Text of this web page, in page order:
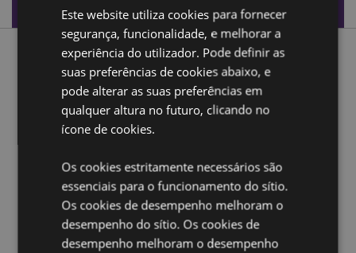
Especificações do Produto
Descrição do Produto
Caixa de incenso em madeira de mango - pirâmide com
entalhes de flores
Material:
Adequado para uso com:Cones Incenso
Ampliar informação:
Quer saber mais acerca de comprar na Puckator?
a nossaGuia de informação para o cliente.
Este website utiliza cookies para fornecer
segurança, funcionalidade, e melhorar a
experiência do utilizador. Pode definir as
suas preferências de cookies abaixo, e
pode alterar as suas preferências em
qualquer altura no futuro, clicando no
ícone de cookies.
Os cookies estritamente necessários são
essenciais para o funcionamento do sítio.
Os cookies de desempenho melhoram o
desempenho do sítio. Os cookies de
desempenho melhoram o desempenho